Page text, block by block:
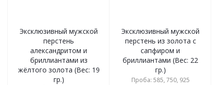
Эксклюзивный мужской
перстень
александритом и
бриллиантами из
жёлтого золота (Вес: 19
гр.)
Эксклюзивный мужской
перстень из золота с
сапфиром и
бриллиантами (Вес: 22
гр.)
Проба: 585, 750, 925